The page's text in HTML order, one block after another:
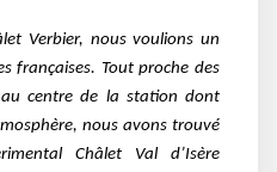
Verbier, nous voulions un
françaises. Tout proche des
centre de la station dont
nous avons trouvé
Châlet Val d’Isère